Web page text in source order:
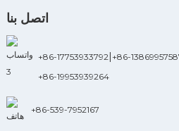
اتصل بنا
+86-17753933792| +86-
+86-19953939264
+86-539-7952167